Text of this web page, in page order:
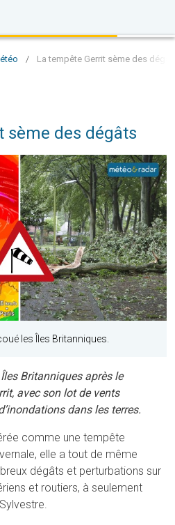
/ La tempête Gerrit sème des
sème des dégâts
les Îles Britanniques.
Britanniques après le
avec son lot de vents
dans les terres.
comme une tempête
elle a tout de même
dégâts et perturbations sur
et routiers, à seulement